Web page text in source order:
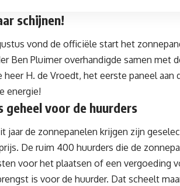
schijnen!
vond de officiële start het
Ben Pluimer overhandigde samen met
heer H. de Vroedt, het eerste paneel
energie!
geheel voor de huurders
jaar de zonnepanelen krijgen zijn
De ruim 400 huurders die de
voor het plaatsen of een vergoeding
is voor de huurder. Dat scheelt